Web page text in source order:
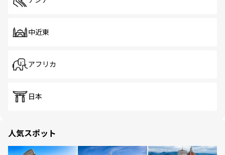
中近東
アフリカ
日本
人気スポット